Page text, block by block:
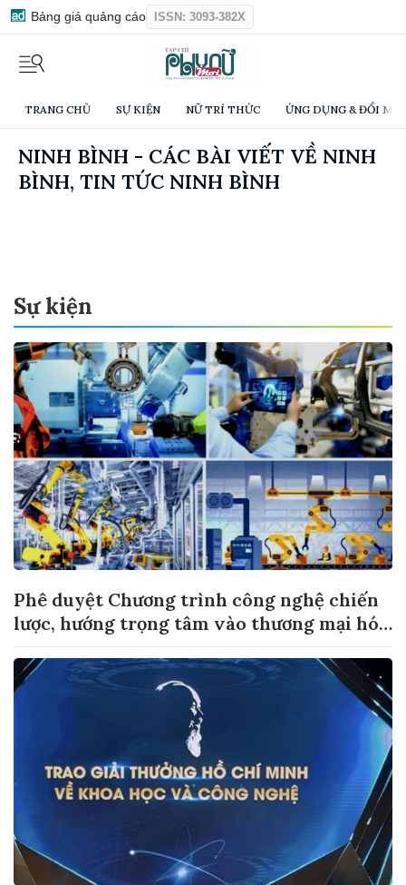
Bảng giá quảng cáo ISSN: 3093-382X
TRANG CHỦ SỰ KIỆN NỮ TRÍ THỨC ỨNG DỤNG & ĐỔI
NINH BÌNH - CÁC BÀI VIẾT VỀ NINH
BÌNH, TIN TỨC NINH BÌNH
Sự kiện
Phê duyệt Chương trình công nghệ chiến
lược, hướng trọng tâm vào thương mại hóa